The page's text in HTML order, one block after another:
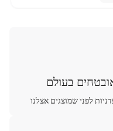
בעולם
לפני שמוצגים אצלנו